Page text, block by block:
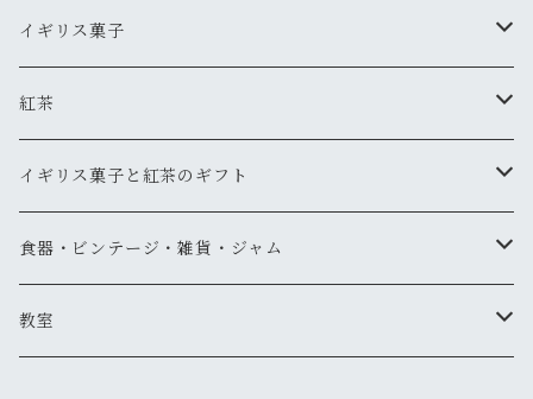
イギリス菓子
ギフト
紅茶
ティーバッグタイプ
リーフタイプ
スリランカ
イギリス菓子と紅茶のギフト
1000円以下
リーフタイプ
1001円～2,000円
食器・ビンテージ・雑貨・ジャム
食器
教室